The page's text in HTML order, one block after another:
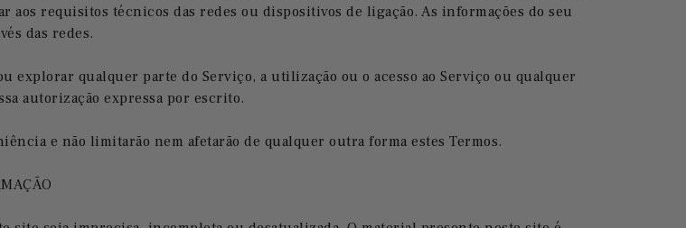
aos requisitos técnicos das redes ou dispositivos de ligação. As informações do seu
das redes.
qualquer parte do Serviço, a utilização ou o acesso ao Serviço ou qualquer
autorização expressa por escrito.
e não limitarão nem afetarão de qualquer outra forma estes Termos.